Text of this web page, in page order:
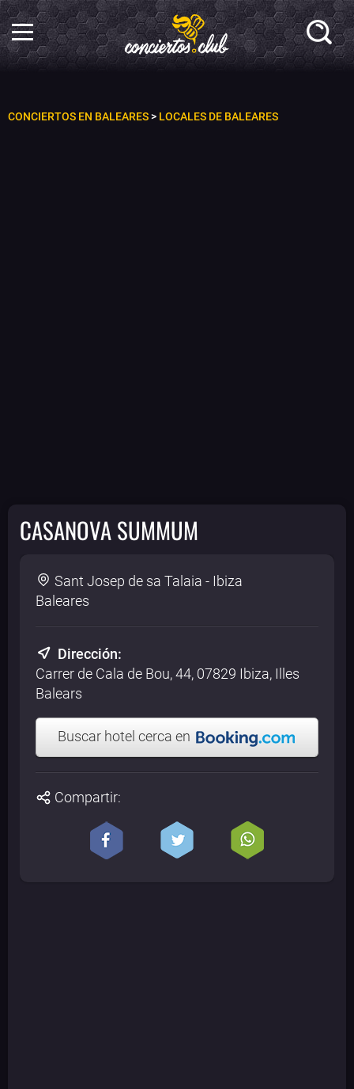
CONCIERTOS EN BALEARES> LOCALES DE BALEARES
CASANOVA SUMMUM
Sant Josep de sa Talaia - Ibiza
Baleares
Dirección:
Carrer de Cala de Bou, 44, 07829 Ibiza, Illes
Balears
Buscar hotel cerca en
Compartir: